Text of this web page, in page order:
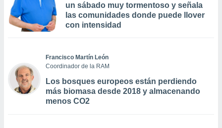
un sábado muy tormentoso y señala
las comunidades donde puede llover
con intensidad
Francisco Martín León
Coordinador de la RAM
Los bosques europeos están perdiendo
más biomasa desde 2018 y almacenando
menos CO2